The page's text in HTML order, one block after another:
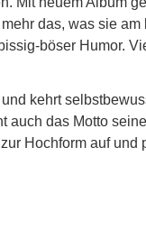
das, was sie am
böser Humor.
kehrt
auch das Motto
Hochform auf und